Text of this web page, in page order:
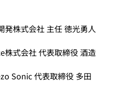
発株式会社 主任 徳光勇人
株式会社 代表取締役 酒造
Sonic 代表取締役 多田